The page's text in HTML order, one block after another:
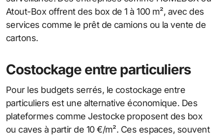
Atout-Box offrent des box de 1 à 100 m², avec des
services comme le prêt de camions ou la vente de
cartons.
Costockage entre particuliers
Pour les budgets serrés, le costockage entre
particuliers est une alternative économique. Des
plateformes comme Jestocke proposent des box
ou caves à partir de 10 €/m². Ces espaces, souvent